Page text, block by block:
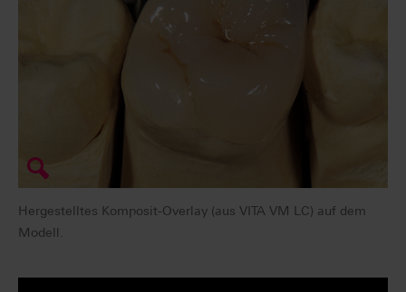
Hergestelltes Komposit-Overlay (aus VITA VM LC) auf dem
Modell.